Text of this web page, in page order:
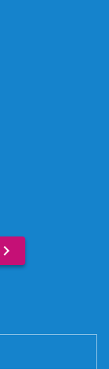
chevron_right